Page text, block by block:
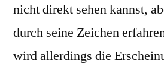
nicht direkt sehen kannst,
durch seine Zeichen
wird allerdings die